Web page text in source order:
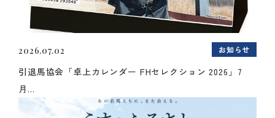
2026.07.02 お知らせ
引退馬協会「卓上カレンダー FHセレクション 2026」7
月...